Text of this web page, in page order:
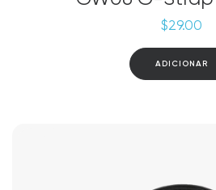
$29.00
ADICIONAR